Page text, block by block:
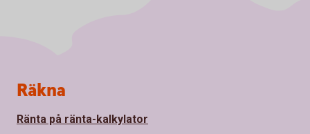
Sidfot
Räkna
Ränta på ränta-kalkylator